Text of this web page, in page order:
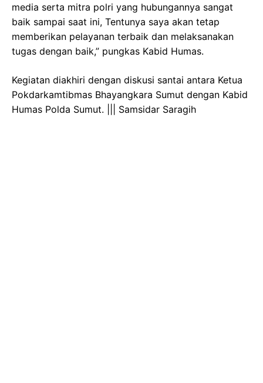
media serta mitra polri yang hubungannya sangat
baik sampai saat ini, Tentunya saya akan tetap
memberikan pelayanan terbaik dan melaksanakan
tugas dengan baik,” pungkas Kabid Humas.
Kegiatan diakhiri dengan diskusi santai antara Ketua
Pokdarkamtibmas Bhayangkara Sumut dengan Kabid
Humas Polda Sumut. ||| Samsidar Saragih